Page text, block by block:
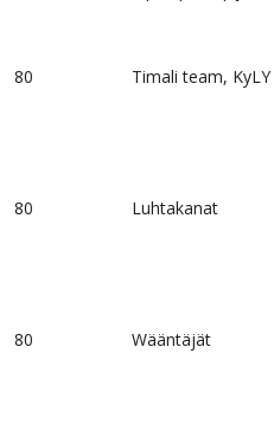
80 Timali team, KyLY
80 Luhtakanat
80 Wääntäjät